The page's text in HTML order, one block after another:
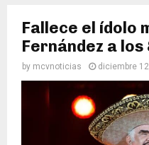
Fallece el ídolo
Fernández a los
by mcvnoticias diciembre